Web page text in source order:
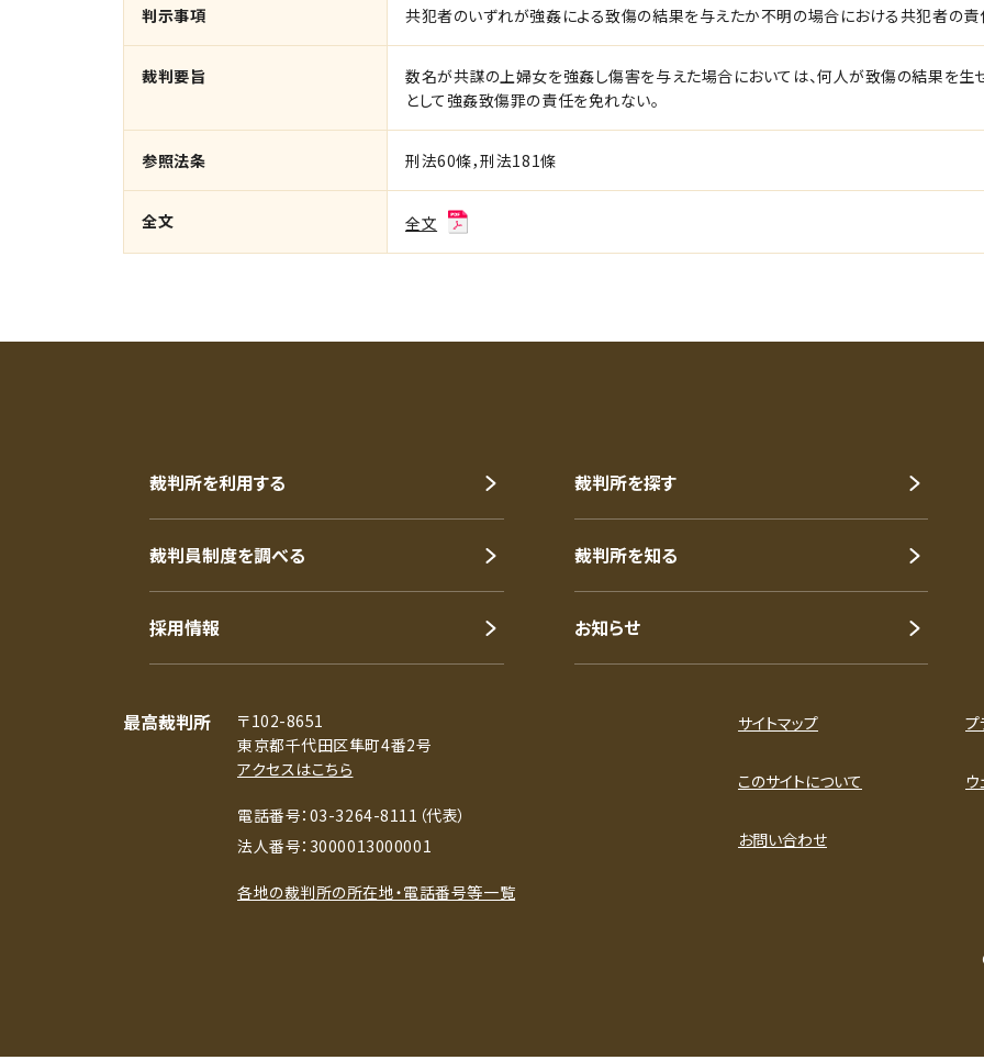
判示事項 共犯者のいずれが強姦による致傷の結果を与えたか不明の場合における共犯者の責
裁判要旨
数名が共謀の上婦女を強姦し傷害を与えた場合においては、何人が致傷の結果を生
として強姦致傷罪の責任を免れない。
参照法条 刑法60條，刑法181條
全文 全文
裁判所を利用する 裁判所を探す
裁判員制度を調べる 裁判所を知る
採用情報 お知らせ
最高裁判所
〒102-8651
東京都千代田区隼町4番2号
アクセスはこちら
電話番号：03-3264-8111（代表）
法人番号：3000013000001
各地の裁判所の所在地・電話番号等一覧
サイトマップ プ
このサイトについて
お問い合わせ